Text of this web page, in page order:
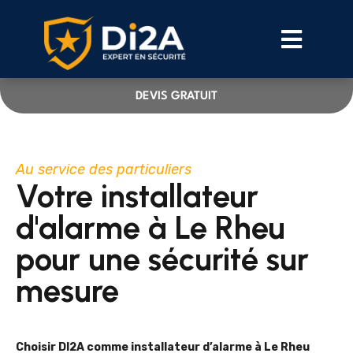
DEVIS GRATUIT
Au service des particuliers
Votre installateur
d'alarme à Le Rheu
pour une sécurité sur
mesure
Choisir DI2A comme installateur d’alarme à Le Rheu